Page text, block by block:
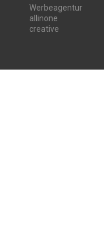
Werbeagentur
allinone
creative